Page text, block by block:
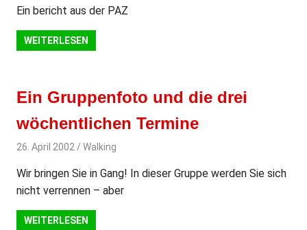
Ein bericht aus der PAZ
WEITERLESEN
Ein Gruppenfoto und die drei
wöchentlichen Termine
26. April 2002 svladmin
Walking
Wir bringen Sie in Gang! In dieser Gruppe werden Sie sich
nicht verrennen – aber
WEITERLESEN